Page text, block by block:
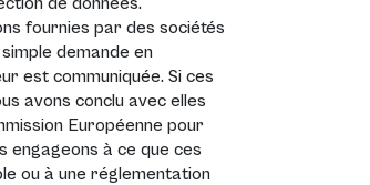
fournies par des sociétés
demande en
est communiquée. Si ces
avons conclu avec elles
Européenne pour
à ce que ces
ou à une réglementation